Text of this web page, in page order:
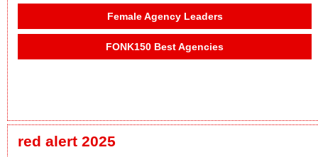
Female Agency Leaders
FONK150 Best Agencies
red alert 2025